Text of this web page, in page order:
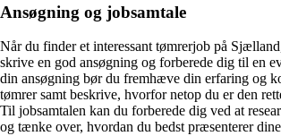
Ansøgning og jobsamtale
Når du finder et interessant tømrerjob på
skrive en god ansøgning og forberede dig til en
din ansøgning bør du fremhæve din erfaring og
tømrer samt beskrive, hvorfor netop du er den
Til jobsamtalen kan du forberede dig ved at
og tænke over, hvordan du bedst præsenterer